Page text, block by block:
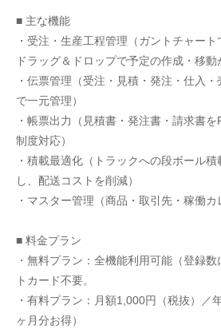
■ 主な機能
・受注・生産工程管理（ガントチャート
ドラッグ＆ドロップで予定の作成・移動
・伝票管理（受注・見積・発注・仕入
で一元管理）
・帳票出力（見積書・発注書・請求書
制度対応）
・積載最適化（トラックへの段ボール
し、配送コストを削減）
・マスター管理（商品・取引先・稼働カ
■ 料金プラン
・無料プラン：全機能利用可能（登録
トカード不要。
・有料プラン：月額1,000円（税抜）／
ヶ月分お得）